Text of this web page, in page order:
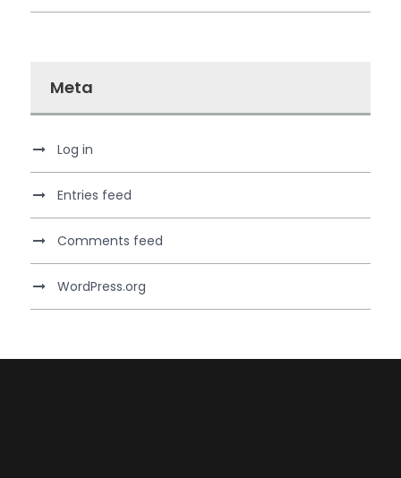
Meta
Log in
Entries feed
Comments feed
WordPress.org